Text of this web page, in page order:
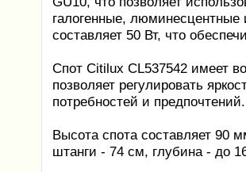
галогенные,
составляет 50 Вт, что
Спот Citilux CL537542 имеет
позволяет регулировать
потребностей и предпочтений.
Высота спота составляет 90
штанги - 74 см, глубина - до